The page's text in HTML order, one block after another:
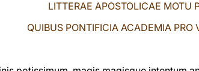
LITTERAE APOSTOLICAE MOTU
QUIBUS PONTIFICIA ACADEMIA PRO